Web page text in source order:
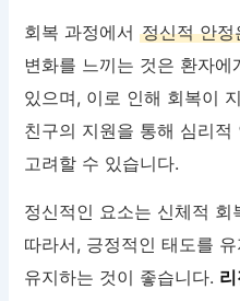
회복 과정에서정신적 안
변화를 느끼는 것은 환자
있으며, 이로 인해 회복이
친구의 지원을 통해 심리
고려할 수 있습니다.
정신적인 요소는 신체적
따라서, 긍정적인 태도를
유지하는 것이 좋습니다.